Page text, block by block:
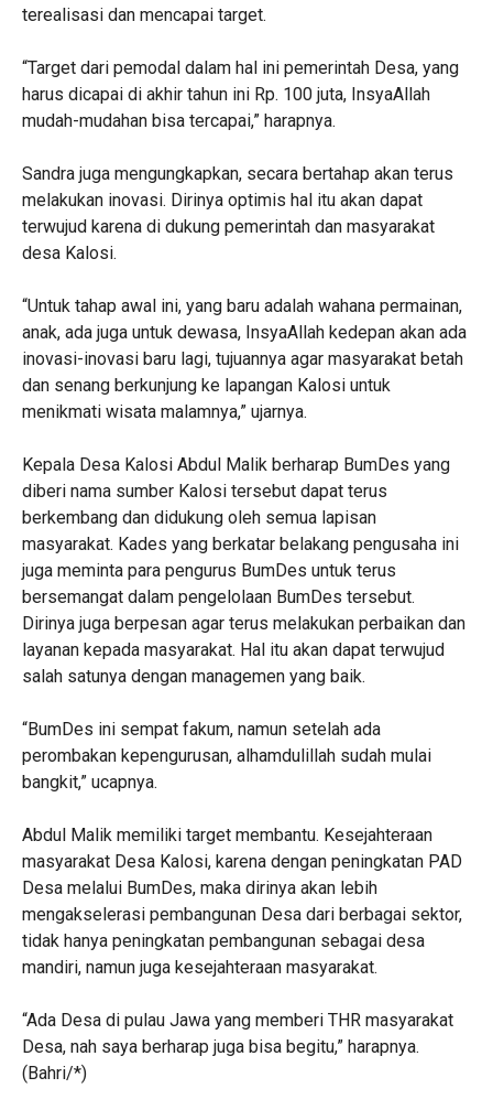
terealisasi dan mencapai target.
“Target dari pemodal dalam hal ini pemerintah Desa, yang
harus dicapai di akhir tahun ini Rp. 100 juta, InsyaAllah
mudah-mudahan bisa tercapai,” harapnya.
Sandra juga mengungkapkan, secara bertahap akan terus
melakukan inovasi. Dirinya optimis hal itu akan dapat
terwujud karena di dukung pemerintah dan masyarakat
desa Kalosi.
“Untuk tahap awal ini, yang baru adalah wahana permainan,
anak, ada juga untuk dewasa, InsyaAllah kedepan akan ada
inovasi-inovasi baru lagi, tujuannya agar masyarakat betah
dan senang berkunjung ke lapangan Kalosi untuk
menikmati wisata malamnya,” ujarnya.
Kepala Desa Kalosi Abdul Malik berharap BumDes yang
diberi nama sumber Kalosi tersebut dapat terus
berkembang dan didukung oleh semua lapisan
masyarakat. Kades yang berkatar belakang pengusaha ini
juga meminta para pengurus BumDes untuk terus
bersemangat dalam pengelolaan BumDes tersebut.
Dirinya juga berpesan agar terus melakukan perbaikan dan
layanan kepada masyarakat. Hal itu akan dapat terwujud
salah satunya dengan managemen yang baik.
“BumDes ini sempat fakum, namun setelah ada
perombakan kepengurusan, alhamdulillah sudah mulai
bangkit,” ucapnya.
Abdul Malik memiliki target membantu. Kesejahteraan
masyarakat Desa Kalosi, karena dengan peningkatan PAD
Desa melalui BumDes, maka dirinya akan lebih
mengakselerasi pembangunan Desa dari berbagai sektor,
tidak hanya peningkatan pembangunan sebagai desa
mandiri, namun juga kesejahteraan masyarakat.
“Ada Desa di pulau Jawa yang memberi THR masyarakat
Desa, nah saya berharap juga bisa begitu,” harapnya.
(Bahri/*)